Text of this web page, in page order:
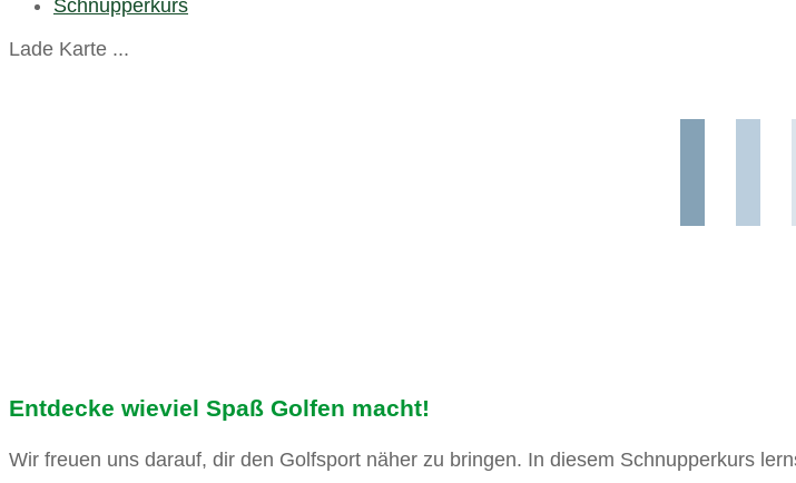
Schnupperkurs
Lade Karte ...
Entdecke wieviel Spaß Golfen macht!
Wir freuen uns darauf, dir den Golfsport näher zu bringen. In diesem Schnupperkurs